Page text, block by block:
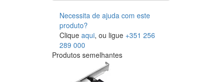
Necessita de ajuda com este
produto?
Clique aqui, ou ligue +351 256
289 000
Produtos semelhantes